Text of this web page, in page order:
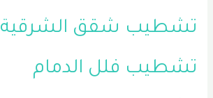
تشطيب شقق الشرقية
تشطيب فلل الدمام